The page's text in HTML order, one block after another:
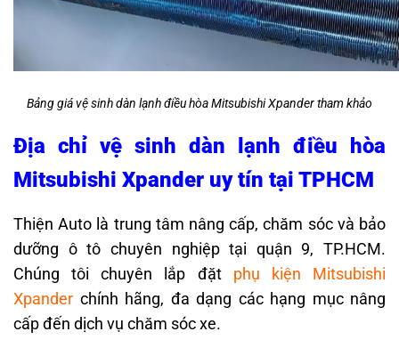
Bảng giá vệ sinh dàn lạnh điều hòa Mitsubishi Xpander tham khảo
Địa chỉ vệ sinh dàn lạnh điều hòa
Mitsubishi Xpander uy tín tại TPHCM
Thiện Auto là trung tâm nâng cấp, chăm sóc và bảo
dưỡng ô tô chuyên nghiệp tại quận 9, TP.HCM.
Chúng tôi chuyên lắp đặt phụ kiện Mitsubishi
Xpander chính hãng, đa dạng các hạng mục nâng
cấp đến dịch vụ chăm sóc xe.